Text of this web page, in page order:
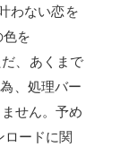
わない恋を
を
、あくまで
、処理バー
せん。予め
ロードに関